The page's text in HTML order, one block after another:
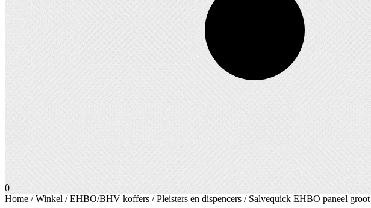
0
Home /Winkel /EHBO/BHV koffers /Pleisters en dispencers / Salvequick EHBO paneel groot